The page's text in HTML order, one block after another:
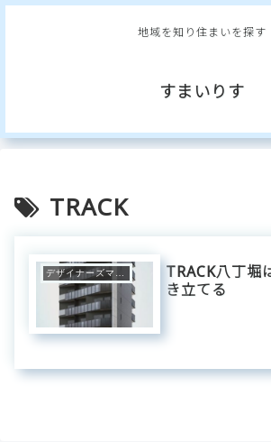
地域を知り住まいを探す
すまいりす
TRACK
TRACK八丁堀
き立てる